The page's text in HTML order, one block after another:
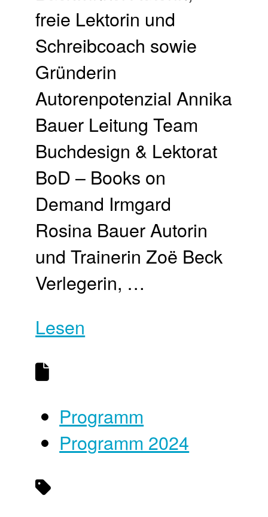
freie Lektorin und
Schreibcoach sowie
Gründerin
Autorenpotenzial Annika
Bauer Leitung Team
Buchdesign & Lektorat
BoD – Books on
Demand Irmgard
Rosina Bauer Autorin
und Trainerin Zoë Beck
Verlegerin, …
Lesen
Programm
Programm 2024